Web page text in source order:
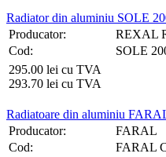
Radiator din aluminiu SOLE
Producator:
REXAL
Cod:
SOLE
295.00 lei cu TVA
293.70 lei cu TVA
Radiatoare din aluminiu
Producator:
FARAL
Cod:
FARAL